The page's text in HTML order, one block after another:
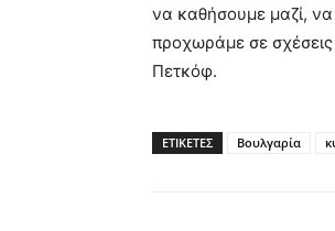
να καθήσουμε μαζί, να
προχωράμε σε σχέσεις
Πετκόφ.
ΕΤΙΚΕΤΕΣ Βουλγαρία